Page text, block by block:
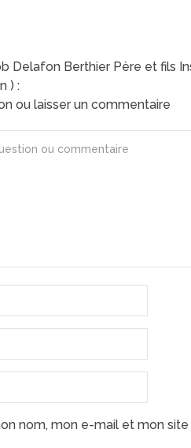
Delafon Berthier Père et fils
) :
ou laisser un commentaire
nom, mon e-mail et mon